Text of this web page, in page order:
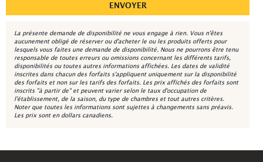
La présente demande de disponibilité ne vous engage à rien. Vous n'êtes
aucunement obligé de réserver ou d'acheter le ou les produits offerts pour
lesquels vous faites une demande de disponibilité. Nous ne pourrons être tenu
responsable de toutes erreurs ou omissions concernant les différents tarifs,
disponibilités ou toutes autres informations affichées. Les dates de validité
inscrites dans chacun des forfaits s'appliquent uniquement sur la disponibilité
des forfaits et non sur les tarifs des forfaits. Les prix affichés des forfaits sont
inscrits "à partir de" et peuvent varier selon le taux d'occupation de
l'établissement, de la saison, du type de chambres et tout autres critères.
Noter que toutes les informations sont sujettes à changements sans préavis.
Les prix sont en dollars canadiens.